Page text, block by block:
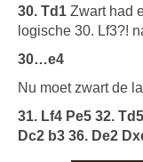
30. Td1 Zwart had
logische 30. Lf3?!
30…e4
Nu moet zwart de
31. Lf4 Pe5 32.
Dc2 b3 36. De2